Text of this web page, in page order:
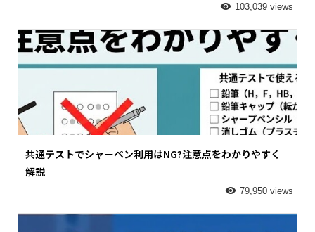
103,039 views
共通テストでシャーペン利用はNG?注意点をわかりやすく
解説
79,950 views